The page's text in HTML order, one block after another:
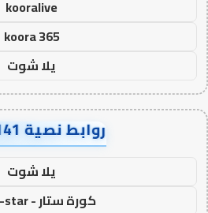
kooralive
koora 365
يلا شوت
روابط نصية AA90141
يلا شوت
كورة ستار - koora-star